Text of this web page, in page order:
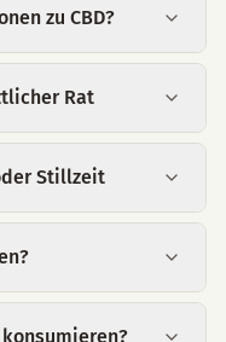
zu CBD?
Rat
Stillzeit